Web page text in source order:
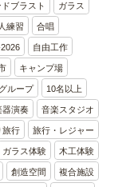
ブラスト ガラス
練習 合唱
自由工作
キャンプ場
グループ 10名以上
器演奏 音楽スタジオ
旅行 旅行・レジャー
ガラス体験 木工体験
創造空間 複合施設